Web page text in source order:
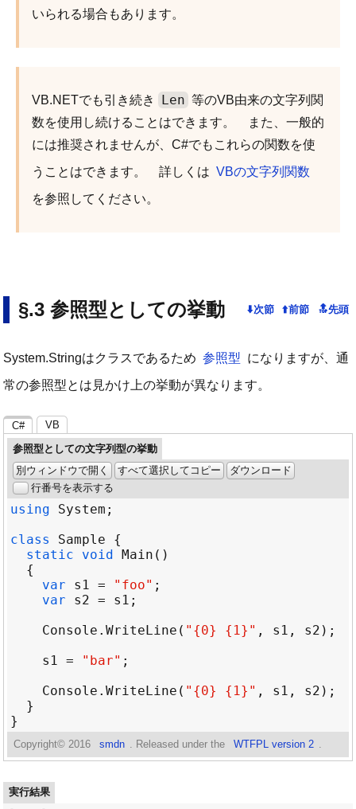
いられる場合もあります。
VB.NETでも引き続き Len 等のVB由来の文字列関
数を使用し続けることはできます。 また、一般的
には推奨されませんが、C#でもこれらの関数を使
うことはできます。 詳しくは VBの文字列関数
を参照してください。
参照型としての挙動
System.Stringはクラスであるため 参照型 になりますが、通
常の参照型とは見かけ上の挙動が異なります。
C# VB
参照型としての文字列型の挙動
別ウィンドウで開く
すべて選択してコピー
ダウンロード
行番号を表示する
using System
class
Sample
static
void Main
var
s1 = "foo"
var
s2 = s1
Console . WriteLine ( "{0} {1}" , s1 , s2
s1 = "bar"
Console . WriteLine ( "{0} {1}" , s1 , s2
Copyright© 2016 smdn . Released under the WTFPL version 2 .
実行結果